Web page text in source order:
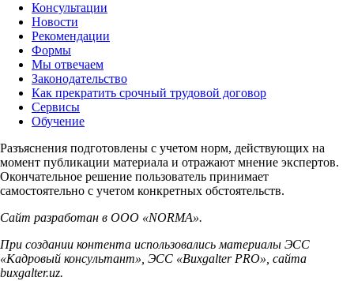
Консультации
Новости
Рекомендации
Формы
Мы отвечаем
Законодательство
Как прекратить срочный трудовой договор
Сервисы
Обучение
Разъяснения подготовлены с учетом норм, действующих на
момент публикации материала и отражают мнение экспертов.
Окончательное решение пользователь принимает
самостоятельно с учетом конкретных обстоятельств.
Сайт разработан в ООО «NORMA».
При создании контента использовались материалы ЭСС
«Кадровый консультант», ЭСС «Buxgalter PRO», сайта
buxgalter.uz.